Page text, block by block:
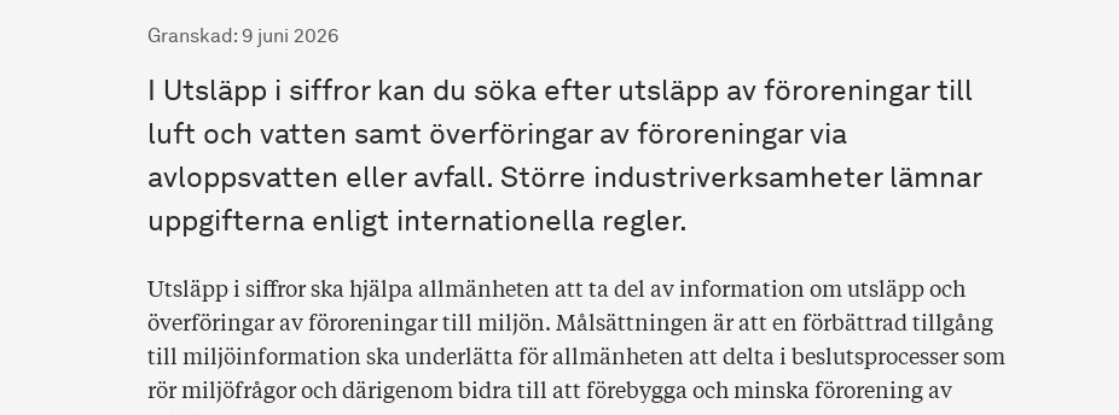
Granskad : 9 juni 2026
I Utsläpp i siffror kan du söka efter utsläpp av föroreningar till
luft och vatten samt överföringar av föroreningar via
avloppsvatten eller avfall. Större industriverksamheter lämnar
uppgifterna enligt internationella regler.
Utsläpp i siffror ska hjälpa allmänheten att ta del av information om utsläpp och
överföringar av föroreningar till miljön. Målsättningen är att en förbättrad tillgång
till miljöinformation ska underlätta för allmänheten att delta i beslutsprocesser som
rör miljöfrågor och därigenom bidra till att förebygga och minska förorening av